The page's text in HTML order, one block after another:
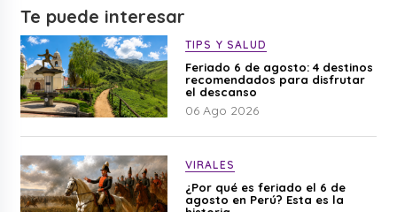
Te puede interesar
TIPS Y SALUD
Feriado 6 de agosto: 4 destinos
recomendados para disfrutar
el descanso
06 Ago 2026
VIRALES
¿Por qué es feriado el 6 de
agosto en Perú? Esta es la